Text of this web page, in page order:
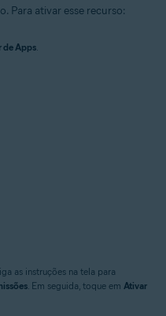
Para ativar esse recurso:
de Apps.
as instruções na tela para
. Em seguida, toque em Ativar